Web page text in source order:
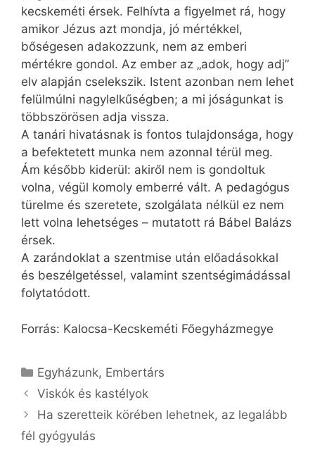
kecskeméti érsek. Felhívta a figyelmet rá, hogy
amikor Jézus azt mondja, jó mértékkel,
bőségesen adakozzunk, nem az emberi
mértékre gondol. Az ember az „adok, hogy adj”
elv alapján cselekszik. Istent azonban nem lehet
felülmúlni nagylelkűségben; a mi jóságunkat is
többszörösen adja vissza.
A tanári hivatásnak is fontos tulajdonsága, hogy
a befektetett munka nem azonnal térül meg.
Ám később kiderül: akiről nem is gondoltuk
volna, végül komoly emberré vált. A pedagógus
türelme és szeretete, szolgálata nélkül ez nem
lett volna lehetséges – mutatott rá Bábel Balázs
érsek.
A zarándoklat a szentmise után előadásokkal
és beszélgetéssel, valamint szentségimádással
folytatódott.
Forrás: Kalocsa-Kecskeméti Főegyházmegye
Kategória
Egyházunk, Embertárs
Viskók és kastélyok
Ha szeretteik körében lehetnek, az legalább
fél gyógyulás